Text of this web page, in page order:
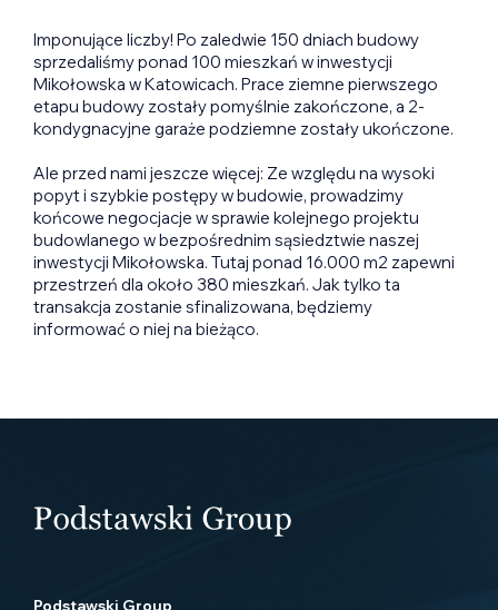
Imponujące liczby! Po zaledwie 150 dniach budowy
sprzedaliśmy ponad 100 mieszkań w inwestycji
Mikołowska w Katowicach. Prace ziemne pierwszego
etapu budowy zostały pomyślnie zakończone, a 2-
kondygnacyjne garaże podziemne zostały ukończone.
Ale przed nami jeszcze więcej: Ze względu na wysoki
popyt i szybkie postępy w budowie, prowadzimy
końcowe negocjacje w sprawie kolejnego projektu
budowlanego w bezpośrednim sąsiedztwie naszej
inwestycji Mikołowska. Tutaj ponad 16.000 m2 zapewni
przestrzeń dla około 380 mieszkań. Jak tylko ta
transakcja zostanie sfinalizowana, będziemy
informować o niej na bieżąco.
Podstawski Group